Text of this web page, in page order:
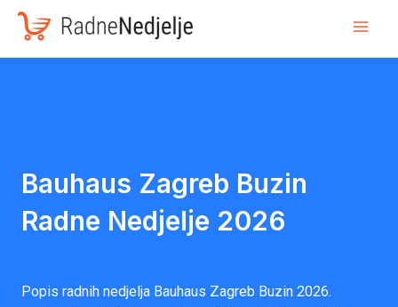
Bauhaus Zagreb Buzin
Radne Nedjelje 2026
Popis radnih nedjelja Bauhaus Zagreb Buzin 2026.